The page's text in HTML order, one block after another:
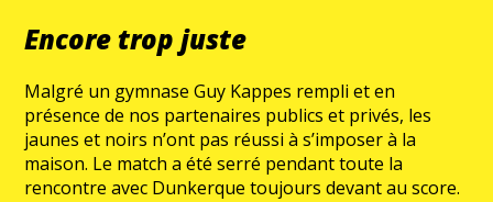
Encore trop juste
Malgré un gymnase Guy Kappes rempli et en
présence de nos partenaires publics et privés, les
jaunes et noirs n’ont pas réussi à s’imposer à la
maison. Le match a été serré pendant toute la
rencontre avec Dunkerque toujours devant au score.